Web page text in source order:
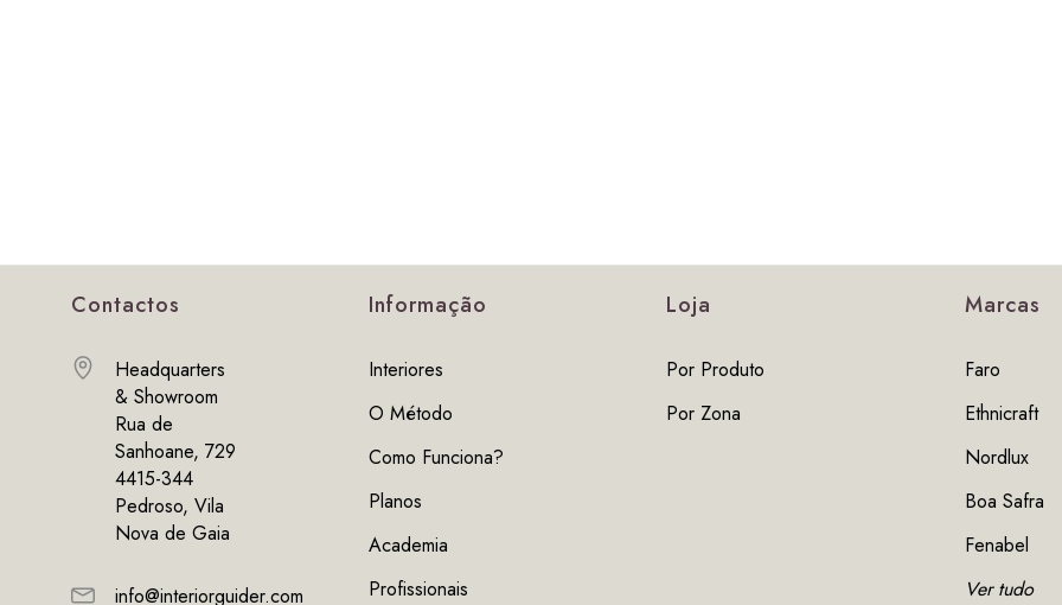
Contactos
Headquarters
& Showroom
Rua de
Sanhoane, 729
4415-344
Pedroso, Vila
Nova de Gaia
info@interiorguider.com
Informação
Interiores
O Método
Como Funciona?
Planos
Academia
Profissionais
Loja
Por Produto
Por Zona
Marcas
Faro
Ethnicraft
Nordlux
Boa Safra
Fenabel
Ver tudo